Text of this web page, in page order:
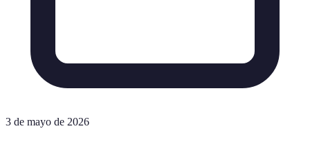
3 de mayo de 2026